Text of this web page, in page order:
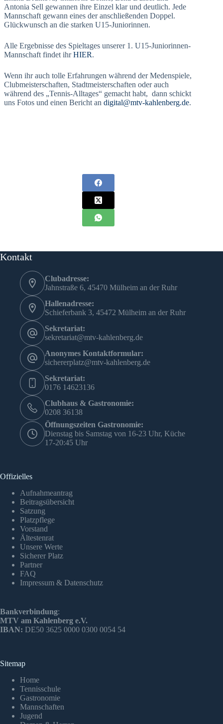
Antonia Sell gewannen ihre Einzel klar und deutlich. Jede
Mannschaft gewann eines der anschließenden Doppel.
Glückwunsch an die starken U15-Juniorinnen.
Alle Ergebnisse des Spieltages unserer 1. U15-Juniorinnen-
Mannschaft findet ihrHIER.
Wenn ihr auch tolle Erfahrungen während der Medenspiele,
Clubmeisterschaften, Stadtmeisterschaften oder auch
während des „Tennis-Alltages“ gemacht habt, dann schickt
uns Fotos und einen Bericht an digital@mtv-kahlenberg.de.
Kontakt
Clubadresse:
Jahnstraße 6, 45470 Mülheim an der Ruhr
Hallenadresse:
Schieferbank 3, 45472 Mülheim an der Ruhr
Sekretariat:
sekretariat@mtv-kahlenberg.de
Anonymes Kontaktformular:
sichererplatz@mtv-kahlenberg.de
Sekretariat:
0176 14623136
Clubhaus & Gastronomie:
0208 36138
Öffnungszeiten Gastronomie:
Dienstag bis Samstag von 16-23 Uhr, Küche
17-20:45 Uhr
Offizielles
Aufnahmeantrag
Beitragsübersicht
Satzung
Platzpflege
Vorstand
Ältestenrat
Unsere Werte
Sicherer Platz
Partner
FAQ
Impressum & Datenschutz
Bankverbindung:
MTV am Kahlenberg e.V.
IBAN: DE50 3625 0000 0300 0054 54
Sitemap
Home
Tennisschule
Gastronomie
Mannschaften
Jugend